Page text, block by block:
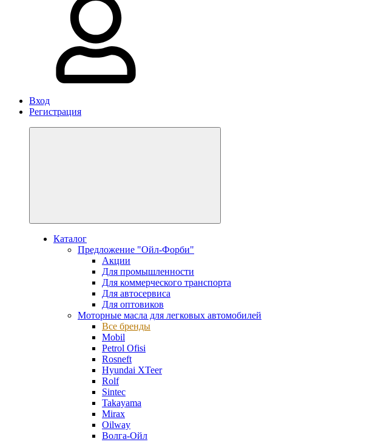
Вход
Регистрация
Каталог
Предложение "Ойл-Форби"
Акции
Для промышленности
Для коммерческого транспорта
Для автосервиса
Для оптовиков
Моторные масла для легковых автомобилей
Все бренды
Mobil
Petrol Ofisi
Rosneft
Hyundai XTeer
Rolf
Sintec
Takayama
Mirax
Oilway
Волга-Ойл